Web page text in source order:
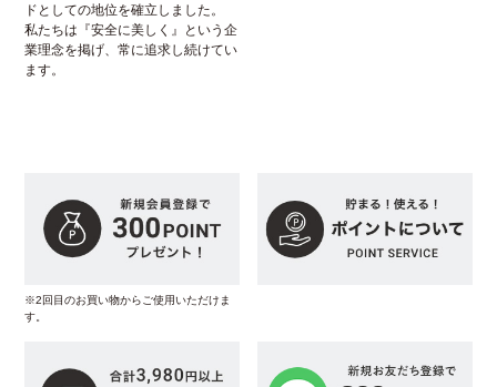
ドとしての地位を確立しました。
私たちは『安全に美しく』という企
業理念を掲げ、常に追求し続けてい
ます。
※2回目のお買い物からご使用いただけま
す。